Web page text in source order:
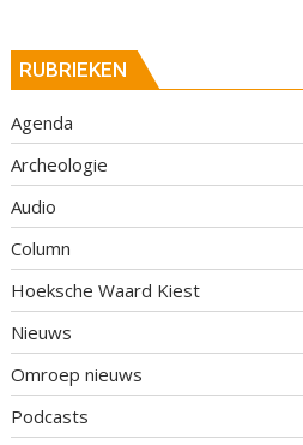
RUBRIEKEN
Agenda
Archeologie
Audio
Column
Hoeksche Waard Kiest
Nieuws
Omroep nieuws
Podcasts